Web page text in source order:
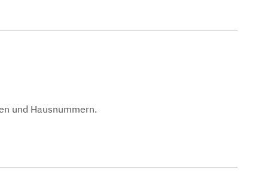
und Hausnummern.